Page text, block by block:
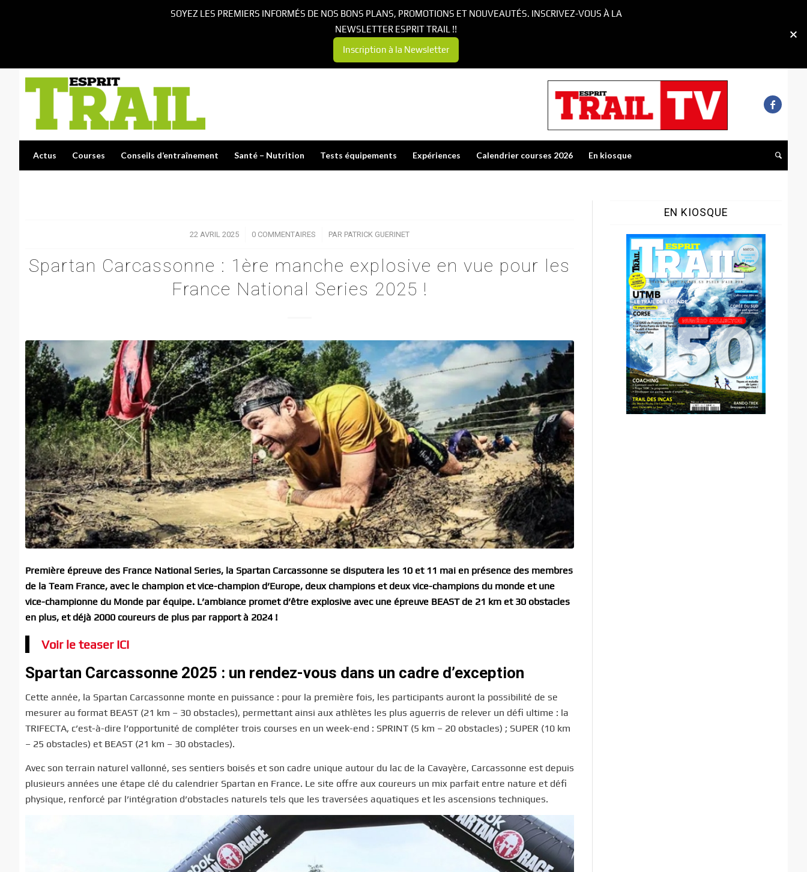
Actus Courses Conseils d’entraînement Santé – Nutrition Tests équipements Expériences Calendrier courses 2026 En kiosque
22 AVRIL 2025
/ 0 COMMENTAIRES
/ PAR PATRICK GUERINET
Spartan Carcassonne : 1ère manche explosive en vue pour les
France National Series 2025 !
Première épreuve des France National Series, la Spartan Carcassonne se disputera les 10 et 11 mai en présence des membres
de la Team France, avec le champion et vice-champion d’Europe, deux champions et deux vice-champions du monde et une
vice-championne du Monde par équipe. L’ambiance promet d’être explosive avec une épreuve BEAST de 21 km et 30 obstacles
en plus, et déjà 2000 coureurs de plus par rapport à 2024 !
Voir le teaser ICI
Spartan Carcassonne 2025 : un rendez-vous dans un cadre d’exception
Cette année, la Spartan Carcassonne monte en puissance : pour la première fois, les participants auront la possibilité de se
mesurer au format BEAST (21 km – 30 obstacles), permettant ainsi aux athlètes les plus aguerris de relever un défi ultime : la
TRIFECTA, c’est-à-dire l’opportunité de compléter trois courses en un week-end : SPRINT (5 km – 20 obstacles) ; SUPER (10 km
– 25 obstacles) et BEAST (21 km – 30 obstacles).
Avec son terrain naturel vallonné, ses sentiers boisés et son cadre unique autour du lac de la Cavayère, Carcassonne est depuis
plusieurs années une étape clé du calendrier Spartan en France. Le site offre aux coureurs un mix parfait entre nature et défi
physique, renforcé par l’intégration d’obstacles naturels tels que les traversées aquatiques et les ascensions techniques.
EN KIOSQUE
SOYEZ LES PREMIERS INFORMÉS DE NOS BONS PLANS, PROMOTIONS ET NOUVEAUTÉS. INSCRIVEZ-VOUS À LA
NEWSLETTER ESPRIT TRAIL !!
Inscription à la Newsletter